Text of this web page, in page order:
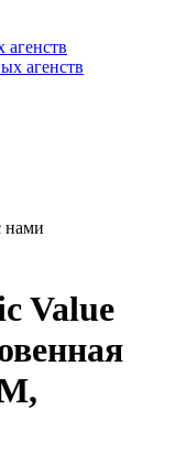
агенств
нами
Value